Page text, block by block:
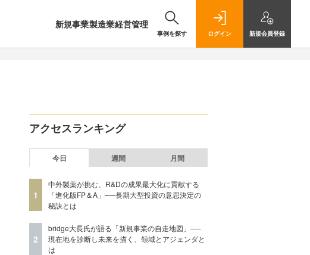
新規事業製造業経営管理
事例を探す ログイン 新規会員登録
アクセスランキング
今日 週間 月間
1
中外製薬が挑む、R&Dの成果最大化に貢献する
「進化版FP＆A」──長期大型投資の意思決定の
秘訣とは
2
bridge大長氏が語る「新規事業の自走地図」──
現在地を診断し未来を描く、領域とアジェンダと
は